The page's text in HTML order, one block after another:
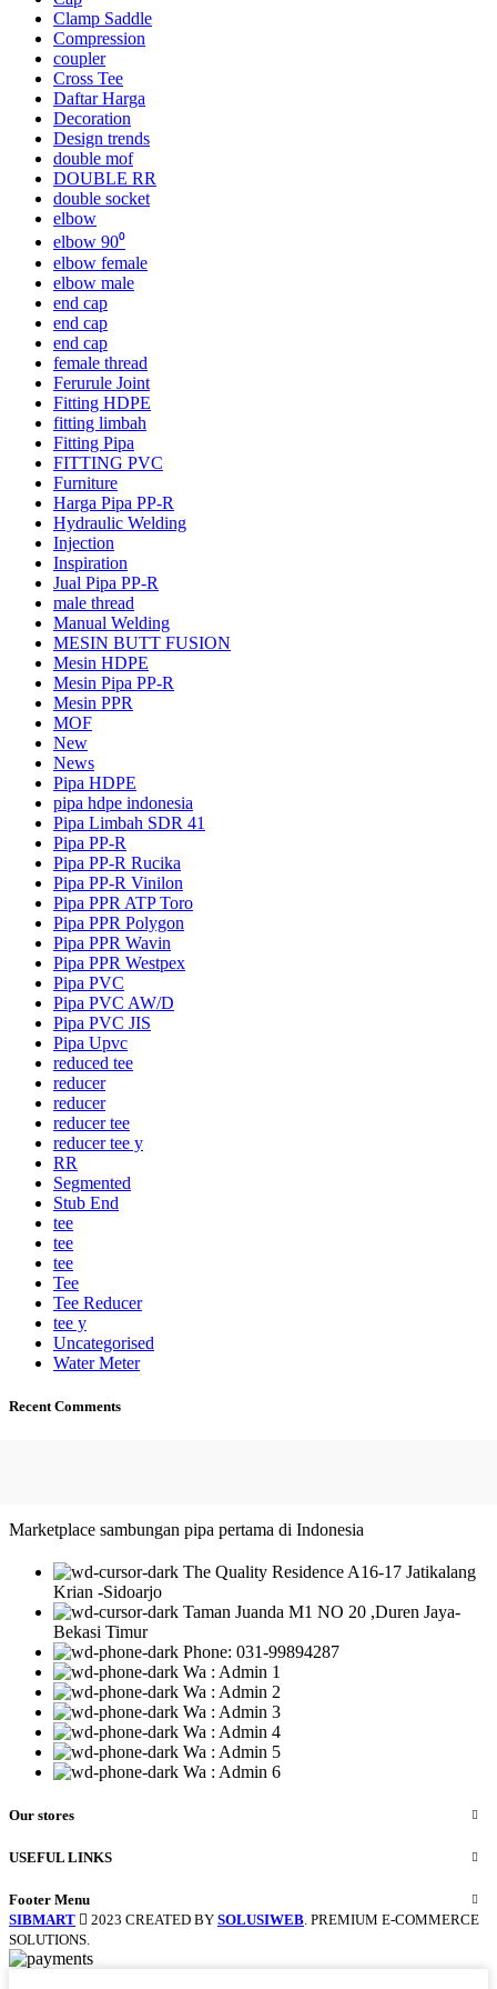
Clamp Saddle
Compression
coupler
Cross Tee
Daftar Harga
Decoration
Design trends
double mof
DOUBLE RR
double socket
elbow
elbow 90⁰
elbow female
elbow male
end cap
end cap
end cap
female thread
Ferurule Joint
Fitting HDPE
fitting limbah
Fitting Pipa
FITTING PVC
Furniture
Harga Pipa PP-R
Hydraulic Welding
Injection
Inspiration
Jual Pipa PP-R
male thread
Manual Welding
MESIN BUTT FUSION
Mesin HDPE
Mesin Pipa PP-R
Mesin PPR
MOF
New
News
Pipa HDPE
pipa hdpe indonesia
Pipa Limbah SDR 41
Pipa PP-R
Pipa PP-R Rucika
Pipa PP-R Vinilon
Pipa PPR ATP Toro
Pipa PPR Polygon
Pipa PPR Wavin
Pipa PPR Westpex
Pipa PVC
Pipa PVC AW/D
Pipa PVC JIS
Pipa Upvc
reduced tee
reducer
reducer
reducer tee
reducer tee y
RR
Segmented
Stub End
tee
tee
tee
Tee
Tee Reducer
tee y
Uncategorised
Water Meter
Recent Comments
Marketplace sambungan pipa pertama di Indonesia
The Quality Residence A16-17 Jatikalang
Krian -Sidoarjo
Taman Juanda M1 NO 20 ,Duren Jaya-
Bekasi Timur
Phone: 031-99894287
Wa : Admin 1
Wa : Admin 2
Wa : Admin 3
Wa : Admin 4
Wa : Admin 5
Wa : Admin 6
Our stores
USEFUL LINKS
Footer Menu
SIBMART
2023 CREATED BY SOLUSIWEB. PREMIUM E-COMMERCE
SOLUTIONS.